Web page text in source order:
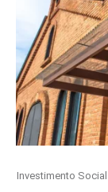
Category
Investimento Social